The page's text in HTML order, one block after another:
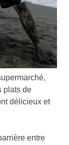
plats de
délicieux et
entre